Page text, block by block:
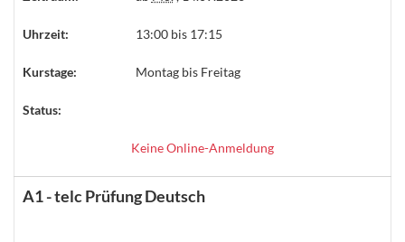
Uhrzeit: 13:00 bis 17:15
Kurstage: Montag bis Freitag
Status:
Keine Online-Anmeldung
A1 - telc Prüfung Deutsch